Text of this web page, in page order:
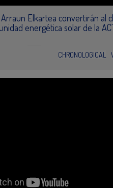
Elkartea convertirán al
energética solar de la
CHRONOLOGICAL